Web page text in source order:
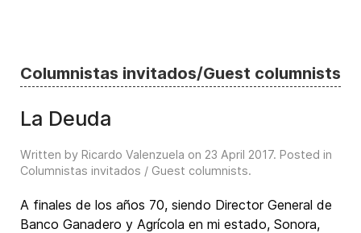
Columnistas invitados/Guest columnists
La Deuda
Written by Ricardo Valenzuela on 23 April 2017. Posted in
Columnistas invitados / Guest columnists.
A finales de los años 70, siendo Director General de
Banco Ganadero y Agrícola en mi estado, Sonora,